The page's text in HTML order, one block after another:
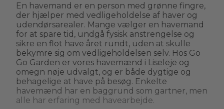
En havemand er en person med grønne fingre,
der hjælper med vedligeholdelse af haver og
udendørsarealer. Mange vælger en havemand
for at spare tid, undgå fysisk anstrengelse og
sikre en flot have året rundt, uden at skulle
bekymre sig om vedligeholdelsen selv. Hos Go
Go Garden er vores havemænd i Liseleje og
omegn nøje udvalgt, og er både dygtige og
behagelige at have på besøg. Enkelte
havemænd har en baggrund som gartner, men
alle har erfaring med havearbejde.